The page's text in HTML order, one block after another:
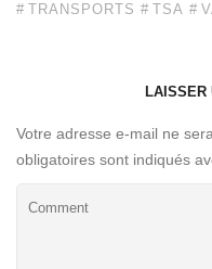
TRANSPORTS TSA
LAISSER
Votre adresse e-mail ne
obligatoires sont indiqués